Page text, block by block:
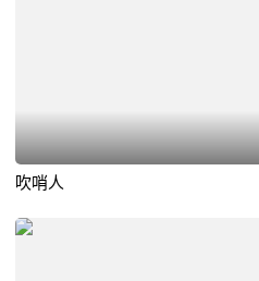
吹哨人